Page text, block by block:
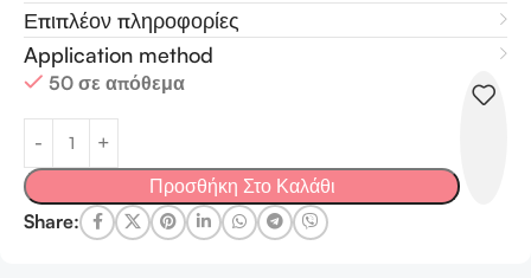
Επιπλέον πληροφορίες
Application method
50 σε απόθεμα
Προσθήκη Στο Καλάθι
Share: